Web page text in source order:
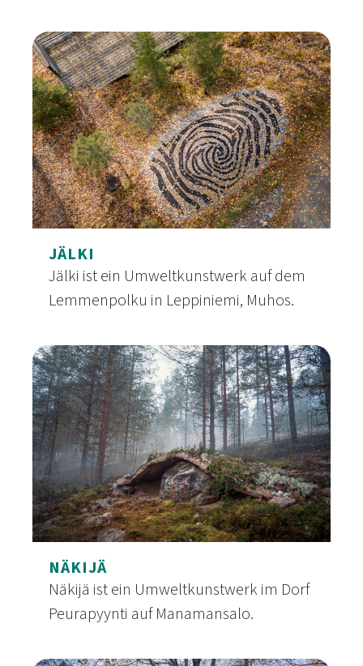
Käpy kultainen
JÄLKI
Jälki ist ein Umweltkunstwerk auf dem
Lemmenpolku in Leppiniemi, Muhos.
Jälki
NÄKIJÄ
Näkijä ist ein Umweltkunstwerk im Dorf
Peurapyynti auf Manamansalo.
Näkijä